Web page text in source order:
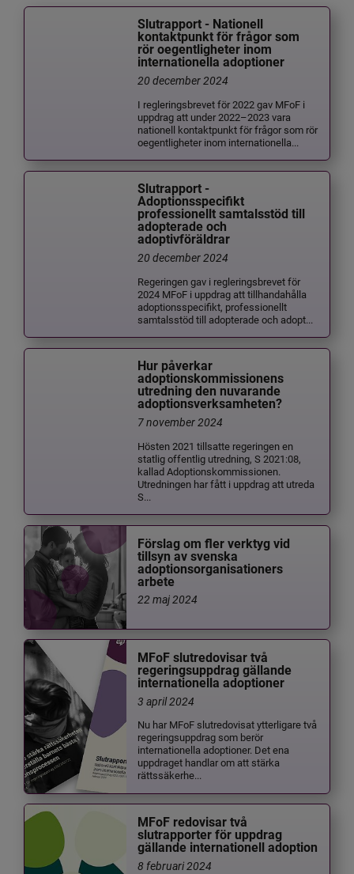
Slutrapport - Nationell
kontaktpunkt för frågor som
rör oegentligheter inom
internationella adoptioner
20 december 2024
I regleringsbrevet för 2022 gav MFoF i
uppdrag att under 2022–2023 vara
nationell kontaktpunkt för frågor som rör
oegentligheter inom internationella...
Slutrapport -
Adoptionsspecifikt
professionellt samtalsstöd till
adopterade och
adoptivföräldrar
20 december 2024
Regeringen gav i regleringsbrevet för
2024 MFoF i uppdrag att tillhandahålla
adoptionsspecifikt, professionellt
samtalsstöd till adopterade och adopt...
Hur påverkar
adoptionskommissionens
utredning den nuvarande
adoptionsverksamheten?
7 november 2024
Hösten 2021 tillsatte regeringen en
statlig offentlig utredning, S 2021:08,
kallad Adoptionskommissionen.
Utredningen har fått i uppdrag att utreda
S...
Förslag om fler verktyg vid
tillsyn av svenska
adoptionsorganisationers
arbete
22 maj 2024
MFoF slutredovisar två
regeringsuppdrag gällande
internationella adoptioner
3 april 2024
Nu har MFoF slutredovisat ytterligare två
regeringsuppdrag som berör
internationella adoptioner. Det ena
uppdraget handlar om att stärka
rättssäkerhe...
MFoF redovisar två
slutrapporter för uppdrag
gällande internationell adoption
8 februari 2024